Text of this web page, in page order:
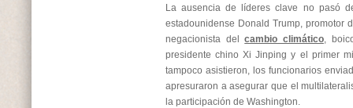
La ausencia de líderes clave no pasó
estadounidense Donald Trump, promotor
negacionista delcambio climático,
presidente chino Xi Jinping y el primer
tampoco asistieron, los funcionarios
apresuraron a asegurar que el
la participación de Washington.